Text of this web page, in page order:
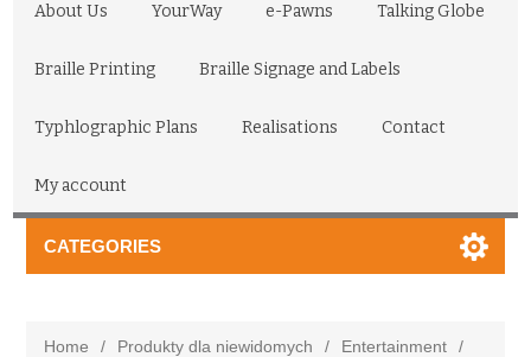
About Us YourWay e-Pawns Talking Globe
Braille Printing Braille Signage and Labels
Typhlographic Plans Realisations Contact
My account
CATEGORIES
Home / Produkty dla niewidomych / Entertainment
/